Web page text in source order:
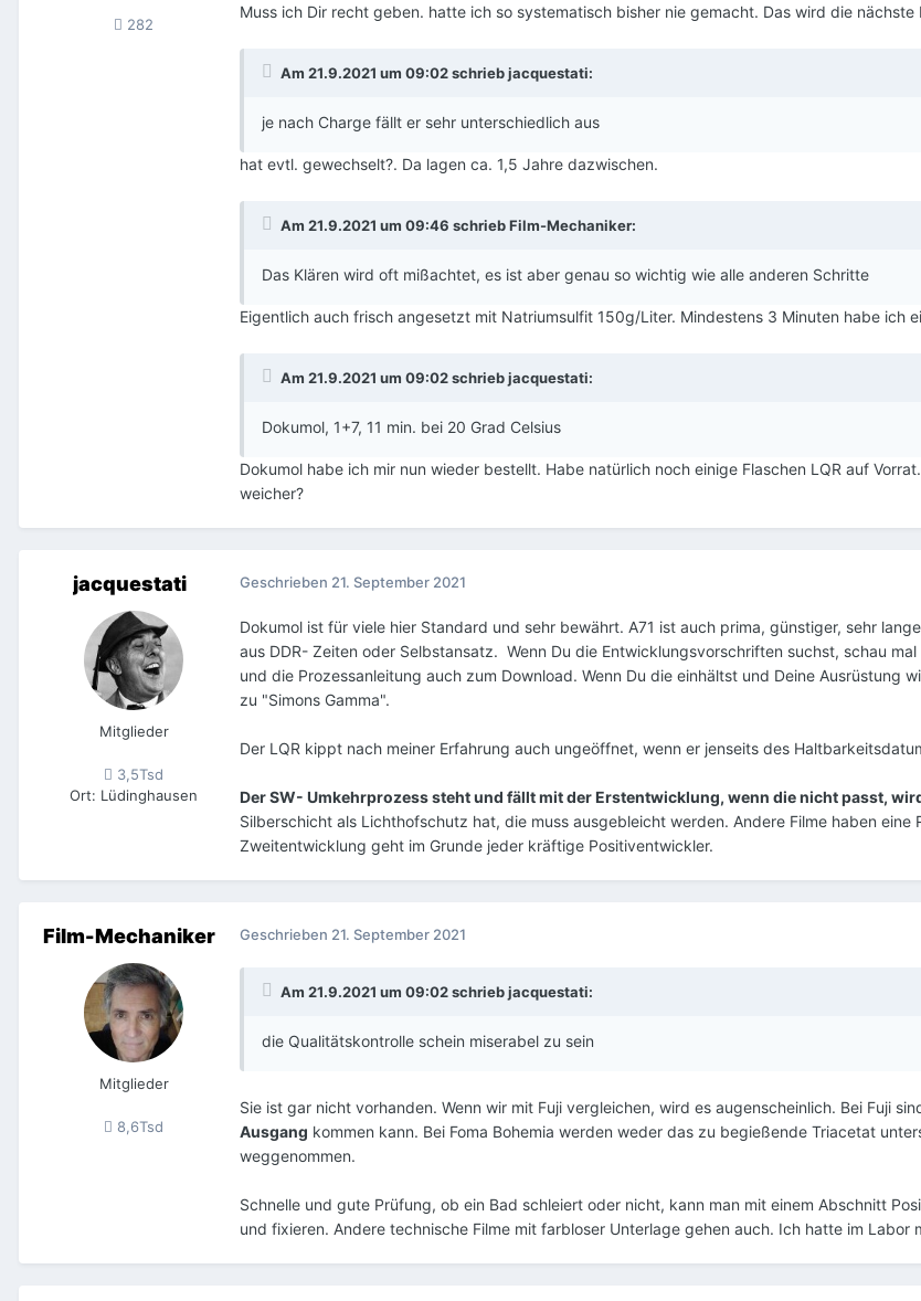
282
Muss ich Dir recht geben. hatte ich so systematisch bisher nie gemacht. Das wird die nächste
Am 21.9.2021 um 09:02 schriebjacquestati:
je nach Charge fällt er sehr unterschiedlich aus
hat evtl. gewechselt?. Da lagen ca. 1,5 Jahre dazwischen.
Am 21.9.2021 um 09:46 schriebFilm-Mechaniker:
Das Klären wird oft mißachtet, es ist aber genau so wichtig wie alle anderen Schritte
Eigentlich auch frisch angesetzt mit Natriumsulfit 150g/Liter. Mindestens 3 Minuten habe ich
Am 21.9.2021 um 09:02 schriebjacquestati:
Dokumol, 1+7, 11 min. bei 20 Grad Celsius
Dokumol habe ich mir nun wieder bestellt. Habe natürlich noch einige Flaschen LQR auf
weicher?
jacquestati
Mitglieder
3,5Tsd
Ort: Lüdinghausen
Geschrieben 21. September 2021
Dokumol ist für viele hier Standard und sehr bewährt. A71 ist auch prima, günstiger, sehr
aus DDR- Zeiten oder Selbstansatz. Wenn Du die Entwicklungsvorschriften suchst, schau
und die Prozessanleitung auch zum Download. Wenn Du die einhältst und Deine
zu "Simons Gamma".
Der LQR kippt nach meiner Erfahrung auch ungeöffnet, wenn er jenseits des
Der SW- Umkehrprozess steht und fällt mit der Erstentwicklung, wenn die nicht passt,
Silberschicht als Lichthofschutz hat, die muss ausgebleicht werden. Andere Filme haben
Zweitentwicklung geht im Grunde jeder kräftige Positiventwickler.
Film-Mechaniker
Mitglieder
8,6Tsd
Geschrieben 21. September 2021
Am 21.9.2021 um 09:02 schriebjacquestati:
die Qualitätskontrolle schein miserabel zu sein
Sie ist gar nicht vorhanden. Wenn wir mit Fuji vergleichen, wird es augenscheinlich. Bei Fuji
Ausgang kommen kann. Bei Foma Bohemia werden weder das zu begießende Triacetat
weggenommen.
Schnelle und gute Prüfung, ob ein Bad schleiert oder nicht, kann man mit einem Abschnitt
und fixieren. Andere technische Filme mit farbloser Unterlage gehen auch. Ich hatte im Labor